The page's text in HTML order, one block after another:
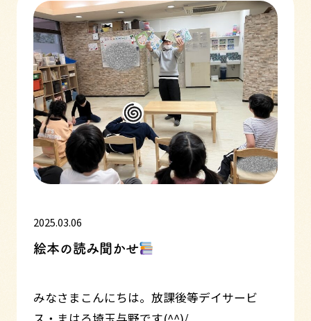
2025.03.06
絵本の読み聞かせ
みなさまこんにちは。放課後等デイサービ